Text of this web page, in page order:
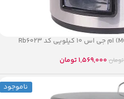
تومان 1,569,000تومان
ناموجود